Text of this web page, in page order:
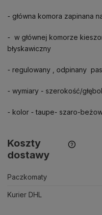
- główna komora zapinana
- w głównej komorze
błyskawiczny
- regulowany , odpinany
- wymiary - szerokość/
- kolor - taupe- szaro-
Koszty
dostawy
Paczkomaty
Kurier DHL